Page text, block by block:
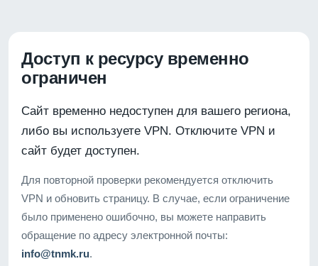
Доступ к ресурсу временно
ограничен
Сайт временно недоступен для вашего региона,
либо вы используете VPN. Отключите VPN и
сайт будет доступен.
Для повторной проверки рекомендуется отключить
VPN и обновить страницу. В случае, если ограничение
было применено ошибочно, вы можете направить
обращение по адресу электронной почты:
info@tnmk.ru.